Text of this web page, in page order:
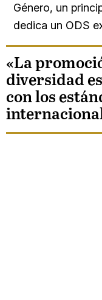
Género, un
dedica un ODS
«La
diversidad
con los